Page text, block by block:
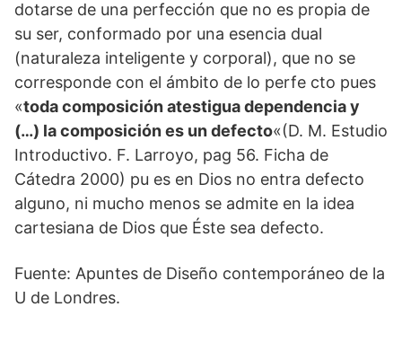
dotarse de una perfección que no es propia de
su ser, conformado por una esencia dual
(naturaleza inteligente y corporal), que no se
corresponde con el ámbito de lo perfe cto pues
«toda composición atestigua dependencia y
(…) la composición es un defecto«(D. M. Estudio
Introductivo. F. Larroyo, pag 56. Ficha de
Cátedra 2000) pu es en Dios no entra defecto
alguno, ni mucho menos se admite en la idea
cartesiana de Dios que Éste sea defecto.
Fuente: Apuntes de Diseño contemporáneo de la
U de Londres.